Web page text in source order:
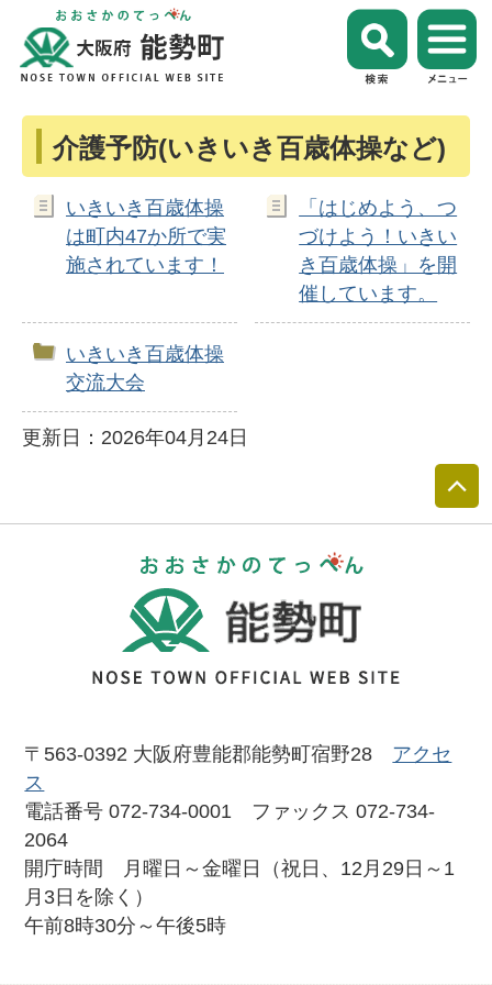
介護予防(いきいき百歳体操など)
いきいき百歳体操
は町内47か所で実
施されています！
「はじめよう、つ
づけよう！いきい
き百歳体操」を開
催しています。
いきいき百歳体操
交流大会
更新日：2026年04月24日
〒563-0392 大阪府豊能郡能勢町宿野28 アクセ
ス
電話番号 072-734-0001 ファックス 072-734-
2064
開庁時間 月曜日～金曜日（祝日、12月29日～1
月3日を除く）
午前8時30分～午後5時